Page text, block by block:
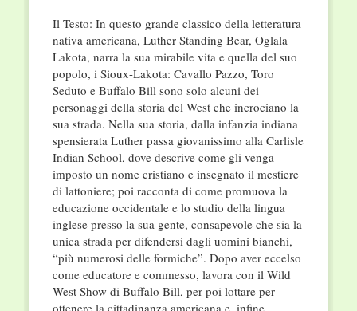
Il Testo: In questo grande classico della letteratura
nativa americana, Luther Standing Bear, Oglala
Lakota, narra la sua mirabile vita e quella del suo
popolo, i Sioux-Lakota: Cavallo Pazzo, Toro
Seduto e Buffalo Bill sono solo alcuni dei
personaggi della storia del West che incrociano la
sua strada. Nella sua storia, dalla infanzia indiana
spensierata Luther passa giovanissimo alla Carlisle
Indian School, dove descrive come gli venga
imposto un nome cristiano e insegnato il mestiere
di lattoniere; poi racconta di come promuova la
educazione occidentale e lo studio della lingua
inglese presso la sua gente, consapevole che sia la
unica strada per difendersi dagli uomini bianchi,
“più numerosi delle formiche”. Dopo aver eccelso
come educatore e commesso, lavora con il Wild
West Show di Buffalo Bill, per poi lottare per